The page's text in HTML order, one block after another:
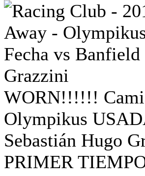
WORN!!!!!!
Olympikus
Sebastián Hugo
PRIMER